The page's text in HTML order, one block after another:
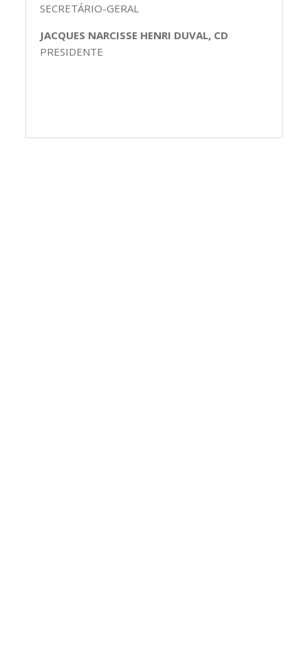
SECRETÁRIO-GERAL
JACQUES NARCISSE HENRI DUVAL, CD
PRESIDENTE